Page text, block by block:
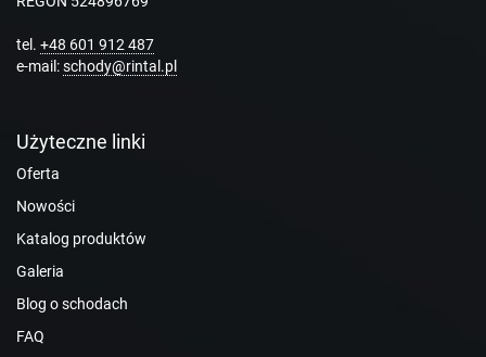
tel. +48 601 912 487
e-mail:schody@rintal.pl
Użyteczne linki
Oferta
Nowości
Katalog produktów
Galeria
Blog o schodach
FAQ